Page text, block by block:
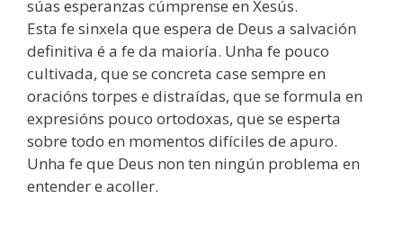
súas esperanzas cúmprense en Xesús.
Esta fe sinxela que espera de Deus a salvación
definitiva é a fe da maioría. Unha fe pouco
cultivada, que se concreta case sempre en
oracións torpes e distraídas, que se formula en
expresións pouco ortodoxas, que se esperta
sobre todo en momentos difíciles de apuro.
Unha fe que Deus non ten ningún problema en
entender e acoller.